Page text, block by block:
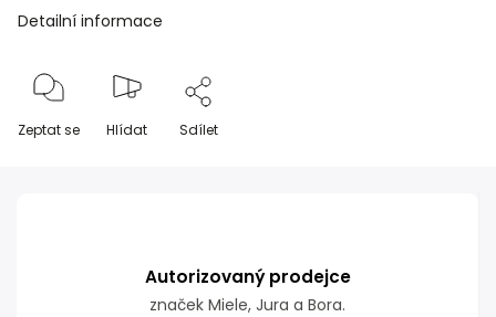
Detailní informace
Zeptat se Hlídat Sdílet
Autorizovaný prodejce
značek Miele, Jura a Bora.